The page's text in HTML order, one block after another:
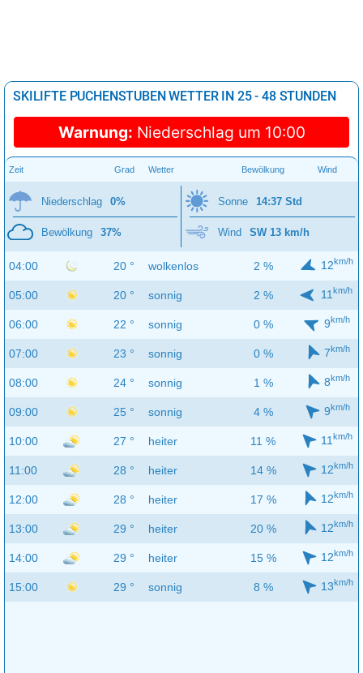
SKILIFTE PUCHENSTUBEN WETTER IN 25 - 48 STUNDEN
Warnung: Niederschlag um 10:00
Zeit Grad Wetter Bewölkung Wind
Niederschlag 0%
Bewölkung 37%
Sonne 14:37 Std
Wind SW 13 km/h
04:00 20 ° wolkenlos 2 % 12km/h
05:00 20 ° sonnig 2 % 11 km/h
06:00 22 ° sonnig 0 % 9km/h
07:00 23 ° sonnig 0 % 7km/h
08:00 24 ° sonnig 1 % 8km/h
09:00 25 ° sonnig 4 % 9km/h
10:00 27 ° heiter 11 % 11 km/h
11:00 28 ° heiter 14 % 12km/h
12:00 28 ° heiter 17 % 12km/h
13:00 29 ° heiter 20 % 12km/h
14:00 29 ° heiter 15 % 12km/h
15:00 29 ° sonnig 8 % 13km/h